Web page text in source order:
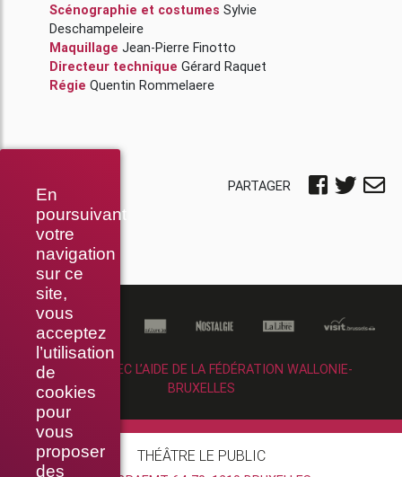
En
poursuivant
votre
navigation
sur ce
site,
vous
acceptez
l’utilisation
de
cookies
pour
vous
proposer
des
Scénographie et costumes Sylvie
Deschampeleire
Maquillage Jean-Pierre Finotto
Directeur technique Gérard Raquet
Régie Quentin Rommelaere
PARTAGER
RÉALISÉ AVEC L’AIDE DE LA FÉDÉRATION WALLONIE-
BRUXELLES
THÉÂTRE LE PUBLIC